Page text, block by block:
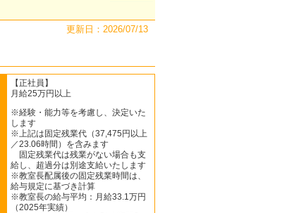
更新日：2026/07/13
【正社員】
月給25万円以上
※経験・能力等を考慮し、決定いた
します
※上記は固定残業代（37,475円以上
／23.06時間）を含みます
固定残業代は残業がない場合も支
給し、超過分は別途支給いたします
※教室長配属後の固定残業時間は、
給与規定に基づき計算
※教室長の給与平均：月給33.1万円
（2025年実績）